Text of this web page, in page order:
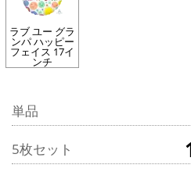
ラブ ユー グラ
ンパ ハッピー
フェイス 17イ
ンチ
単品
5枚セット